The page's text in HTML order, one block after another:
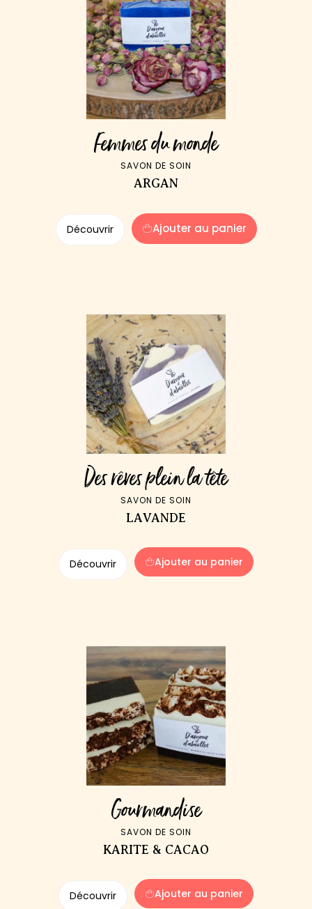
Femmes du monde
SAVON DE SOIN
ARGAN
Découvrir Ajouter au panier
Des rêves plein la tête
SAVON DE SOIN
LAVANDE
Découvrir Ajouter au panier
Gourmandise
SAVON DE SOIN
KARITE & CACAO
Découvrir Ajouter au panier